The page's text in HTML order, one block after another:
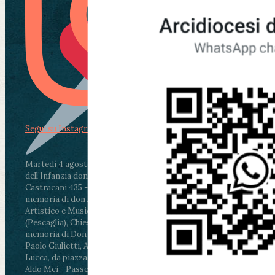
Martedì 4 agosto2026
ore 11:30 - Lucca, Scuola
dell’Infanzia don Aldo Mei - Viale Castruccio
Castracani 435 - Inaugurazione murales in
memoria di don Aldo Mei curato dal Liceo
Artistico e Musicale “Passaglia”
ore 18 - Fiano
(Pescaglia), Chiesa parrocchiale - Messa in
memoria di Don Aldo Mei celebrata da mons.
Paolo Giulietti, Arcivescovo di Lucca
ore 20.30 -
Lucca, da piazza San Michele al Cippo di don
Aldo Mei - Passeggiata della Memoria in alcuni
Segui su Instagram